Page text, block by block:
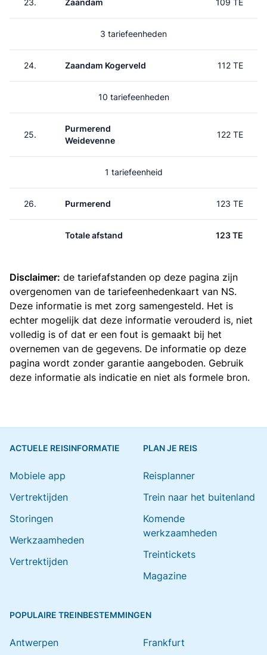
23. Zaandam 109 TE
3 tariefeenheden
24. Zaandam Kogerveld 112 TE
10 tariefeenheden
25.
Purmerend
Weidevenne
122 TE
1 tariefeenheid
26. Purmerend 123 TE
Totale afstand 123 TE
Disclaimer: de tariefafstanden op deze pagina zijn
overgenomen van de tariefeenhedenkaart van NS.
Deze informatie is met zorg samengesteld. Het is
echter mogelijk dat deze informatie verouderd is, niet
volledig is of dat er een fout is gemaakt bij het
overnemen van de gegevens. De informatie op deze
pagina wordt zonder garantie aangeboden. Gebruik
deze informatie als indicatie en niet als formele bron.
ACTUELE REISINFORMATIE
Mobiele app
Vertrektijden
Storingen
Werkzaamheden
Vertrektijden
PLAN JE REIS
Reisplanner
Trein naar het buitenland
Komende
werkzaamheden
Treintickets
Magazine
POPULAIRE TREINBESTEMMINGEN
Antwerpen Frankfurt